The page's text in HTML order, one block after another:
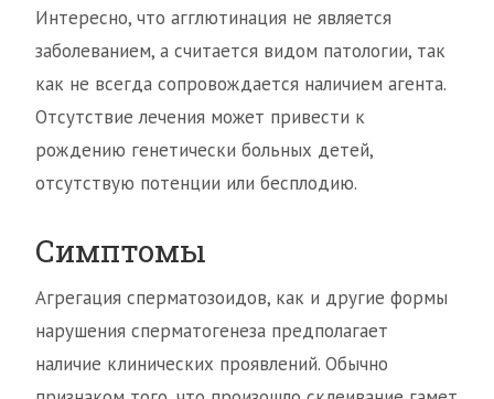
Интересно, что агглютинация не является
заболеванием, а считается видом патологии, так
как не всегда сопровождается наличием агента.
Отсутствие лечения может привести к
рождению генетически больных детей,
отсутствую потенции или бесплодию.
Симптомы
Агрегация сперматозоидов, как и другие формы
нарушения сперматогенеза предполагает
наличие клинических проявлений. Обычно